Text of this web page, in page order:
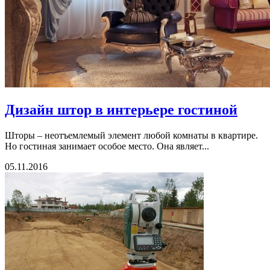
Дизайн штор в интерьере гостиной
Шторы – неотъемлемый элемент любой комнаты в квартире.
Но гостиная занимает особое место. Она являет...
05.11.2016